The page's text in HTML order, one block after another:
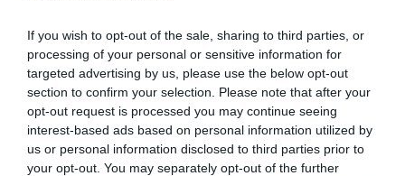
If you wish to opt-out of the sale, sharing to third parties, or
processing of your personal or sensitive information for
targeted advertising by us, please use the below opt-out
section to confirm your selection. Please note that after your
opt-out request is processed you may continue seeing
interest-based ads based on personal information utilized by
us or personal information disclosed to third parties prior to
your opt-out. You may separately opt-out of the further
ανάβει αυτόματα όταν μιλάτε.
Say Hi to AI